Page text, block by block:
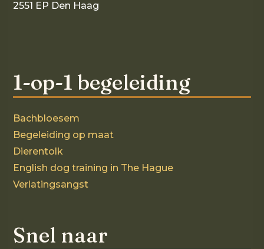
2551 EP Den Haag
1-op-1 begeleiding
Bachbloesem
Begeleiding op maat
Dierentolk
English dog training in The Hague
Verlatingsangst
Snel naar